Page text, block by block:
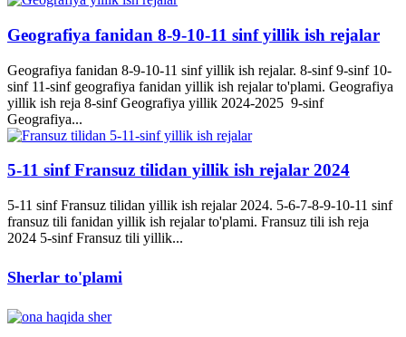
Geografiya fanidan 8-9-10-11 sinf yillik ish rejalar
Geografiya fanidan 8-9-10-11 sinf yillik ish rejalar. 8-sinf 9-sinf 10-
sinf 11-sinf geografiya fanidan yillik ish rejalar to'plami. Geografiya
yillik ish reja 8-sinf Geografiya yillik 2024-2025 9-sinf
Geografiya...
5-11 sinf Fransuz tilidan yillik ish rejalar 2024
5-11 sinf Fransuz tilidan yillik ish rejalar 2024. 5-6-7-8-9-10-11 sinf
fransuz tili fanidan yillik ish rejalar to'plami. Fransuz tili ish reja
2024 5-sinf Fransuz tili yillik...
Sherlar to'plami